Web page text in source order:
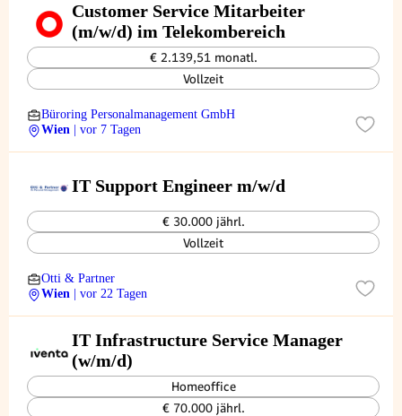
Customer Service Mitarbeiter
(m/w/d) im Telekombereich
€ 2.139,51 monatl.
Vollzeit
Büroring Personalmanagement GmbH
Wien
| vor 7 Tagen
IT Support Engineer m/w/d
€ 30.000 jährl.
Vollzeit
Otti & Partner
Wien
| vor 22 Tagen
IT Infrastructure Service Manager
(w/m/d)
Homeoffice
€ 70.000 jährl.